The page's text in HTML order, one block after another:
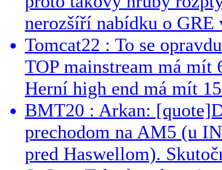
nerozšíří nabídku o GRE
Tomcat22 : To se
TOP mainstream má
Herní high end má mít
BMT20 : Arkan:
prechodom na AM5 (u
pred Haswellom).